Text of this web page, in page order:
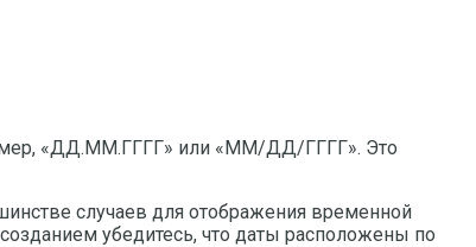
«ДД.ММ.ГГГГ» или «ММ/ДД/ГГГГ». Это
случаев для отображения временной
убедитесь, что даты расположены по